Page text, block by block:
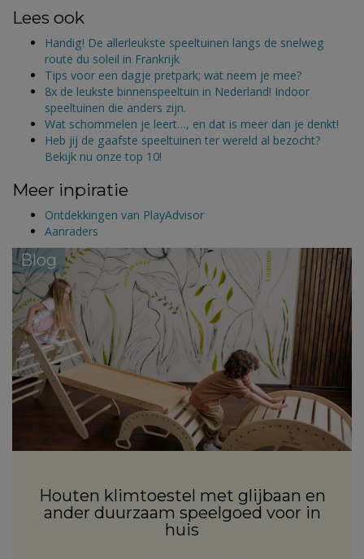
Lees ook
Handig! De allerleukste speeltuinen langs de snelweg
route du soleil in Frankrijk
Tips voor een dagje pretpark; wat neem je mee?
8x de leukste binnenspeeltuin in Nederland! Indoor
speeltuinen die anders zijn.
Wat schommelen je leert…, en dat is meer dan je denkt!
Heb jij de gaafste speeltuinen ter wereld al bezocht?
Bekijk nu onze top 10!
Meer inpiratie
Ontdekkingen van PlayAdvisor
Aanraders
Blog
Houten klimtoestel met glijbaan en
ander duurzaam speelgoed voor in
huis